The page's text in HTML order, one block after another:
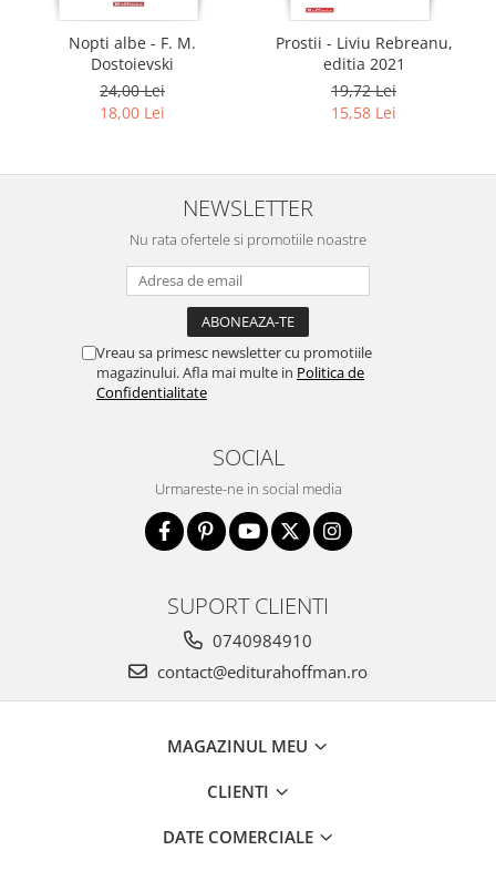
Nopti albe - F. M.
Dostoievski
24,00 Lei
18,00 Lei
Prostii - Liviu Rebreanu,
editia 2021
19,72 Lei
15,58 Lei
NEWSLETTER
Nu rata ofertele si promotiile noastre
Vreau sa primesc newsletter cu promotiile
magazinului. Afla mai multe in Politica de
Confidentialitate
SOCIAL
Urmareste-ne in social media
SUPORT CLIENTI
0740984910
contact@editurahoffman.ro
MAGAZINUL MEU
CLIENTI
DATE COMERCIALE